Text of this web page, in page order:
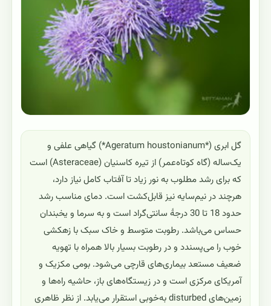
گل ابری (*Ageratum houstonianum*) گیاهی علفی و
یک‌ساله (گاه کوتاه‌عمر) از تیره کاسنیان (Asteraceae) است
که برای رشد مطلوب به نور زیاد تا آفتاب کامل نیاز دارد،
هرچند در نیم‌سایه نیز قابل‌کشت است. دمای مناسب رشد
حدود 18 تا 30 درجهٔ سانتی‌گراد است و به سرما و یخبندان
حساس می‌باشد. رطوبت متوسط و خاک سبک با زهکشی
خوب را می‌پسندد و در رطوبت بسیار بالا همراه با تهویه
ضعیف مستعد بیماری‌های قارچی می‌شود. بومی مکزیک و
آمریکای مرکزی است و در زیستگاه‌های باز، حاشیه راه‌ها و
زمین‌های disturbed به‌خوبی استقرار می‌یابد. از نظر ظاهری